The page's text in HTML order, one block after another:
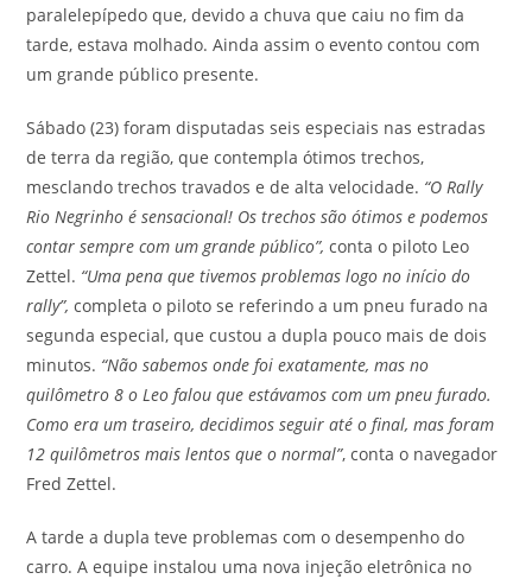
paralelepípedo que, devido a chuva que caiu no fim da
tarde, estava molhado. Ainda assim o evento contou com
um grande público presente.
Sábado (23) foram disputadas seis especiais nas estradas
de terra da região, que contempla ótimos trechos,
mesclando trechos travados e de alta velocidade. “O Rally
Rio Negrinho é sensacional! Os trechos são ótimos e podemos
contar sempre com um grande público”, conta o piloto Leo
Zettel. “Uma pena que tivemos problemas logo no início do
rally”,completa o piloto se referindo a um pneu furado na
segunda especial, que custou a dupla pouco mais de dois
minutos. “Não sabemos onde foi exatamente, mas no
quilômetro 8 o Leo falou que estávamos com um pneu furado.
Como era um traseiro, decidimos seguir até o final, mas foram
12 quilômetros mais lentos que o normal”, conta o navegador
Fred Zettel.
A tarde a dupla teve problemas com o desempenho do
carro. A equipe instalou uma nova injeção eletrônica no